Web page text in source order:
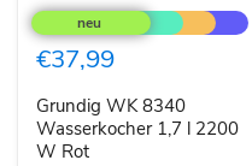
WK
8340
Wasserkocher
1,7
2200
W
Rot
€37,99
Grundig WK 8340
Wasserkocher 1,7 l 2200
W Rot